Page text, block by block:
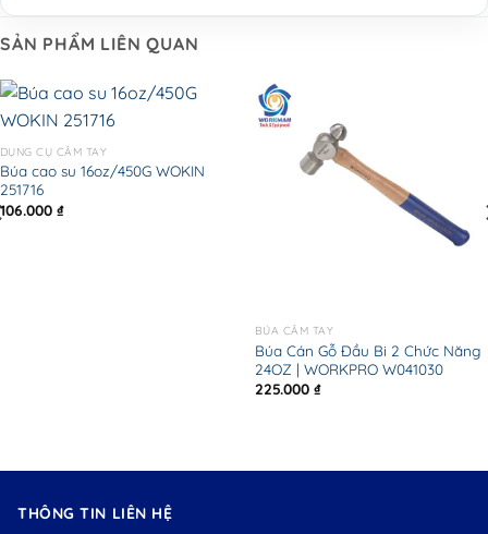
SẢN PHẨM LIÊN QUAN
DỤNG CỤ CẦM TAY
Búa cao su 16oz/450G WOKIN
251716
106.000 ₫
BÚA CẦM TAY
Búa Cán Gỗ Đầu Bi 2 Chức Năng
24OZ | WORKPRO W041030
225.000 ₫
THÔNG TIN LIÊN HỆ